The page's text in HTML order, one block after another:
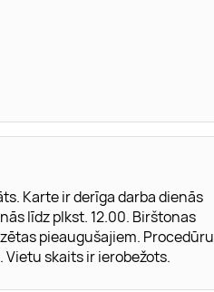
Karte ir derīga darba dienās
līdz plkst. 12.00. Birštonas
pieaugušajiem. Procedūru
skaits ir ierobežots.